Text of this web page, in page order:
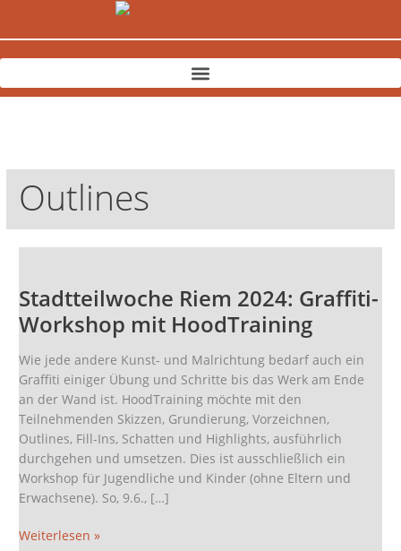
Outlines
Stadtteilwoche Riem 2024: Graffiti-
Workshop mit HoodTraining
Wie jede andere Kunst- und Malrichtung bedarf auch ein
Graffiti einiger Übung und Schritte bis das Werk am Ende
an der Wand ist. HoodTraining möchte mit den
Teilnehmenden Skizzen, Grundierung, Vorzeichnen,
Outlines, Fill-Ins, Schatten und Highlights, ausführlich
durchgehen und umsetzen. Dies ist ausschließlich ein
Workshop für Jugendliche und Kinder (ohne Eltern und
Erwachsene). So, 9.6., […]
2024:
Graffiti-
Workshop
mit
HoodTraining
Weiterlesen »